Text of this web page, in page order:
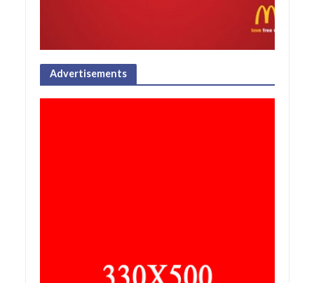
Advertisements